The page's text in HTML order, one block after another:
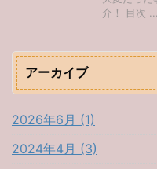
介！ 目次 ...
アーカイブ
2026年6月 (1)
2024年4月 (3)